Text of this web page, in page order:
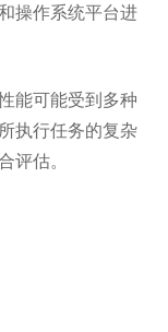
操作系统平台进
能可能受到多种
执行任务的复杂
评估。